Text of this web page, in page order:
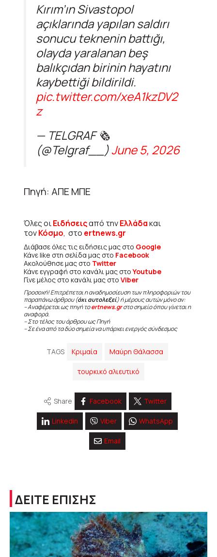
Kırım’ın Sivastopol
açıklarında yapılan saldırı
sonucu teknenin battığı,
olayda yaralanan beş
balıkçıdan birinin hayatını
kaybettiği bildirildi.
pic.twitter.com/xeA1kzDV2
z
— TELGRAF 🗞️
(@Telgraf__)June 5, 2026
Πηγή: ΑΠΕ ΜΠΕ
Όλες οιΕιδήσειςαπό τηνΕλλάδακαι
τονΚόσμο, στο ertnews.gr
Διάβασε όλες τις ειδήσεις μας στο Google
Κάνε like στη σελίδα μας στο Facebook
Ακολούθησε μας στο Twitter
Κάνε εγγραφή στο κανάλι μας στοYoutube
Γίνε μέλος στο κανάλι μας στο Viber
Προσοχή! Επιτρέπεται η αναδημοσίευση των πληροφοριών του
παραπάνω άρθρου (όχι αυτολεξεί) ή μέρους αυτών μόνο αν:
– Αναφέρεται ως πηγή τοertnews.grστο σημείο όπου γίνεται η
αναφορά.
– Στο τέλος του άρθρου ως Πηγή
– Σε ένα από τα δύο σημεία να υπάρχει ενεργός σύνδεσμος
TAGS Κριμαία Μαύρη Θάλασσα
τουρκικό αλιευτικό
Share Facebook Twitter
Linkedin Viber WhatsApp
Email
ΔΕΙΤΕ ΕΠΙΣΗΣ